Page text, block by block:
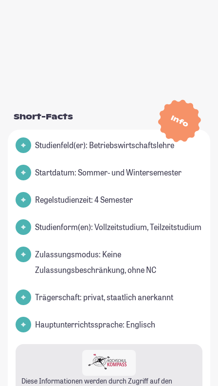
Info
Short-Facts
Studienfeld(er): Betriebswirtschaftslehre
Startdatum: Sommer- und Wintersemester
Regelstudienzeit: 4 Semester
Studienform(en): Vollzeitstudium, Teilzeitstudium
Zulassungsmodus: Keine
Zulassungsbeschränkung, ohne NC
Trägerschaft: privat, staatlich anerkannt
Hauptunterrichtssprache: Englisch
Diese Informationen werden durch Zugriff auf den